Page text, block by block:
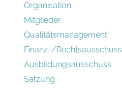
Organisation
Mitglieder
Qualitätsmanagement
Finanz-/Rechtsausschuss
Ausbildungsausschuss
Satzung